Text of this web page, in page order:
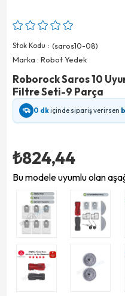
Stok Kodu
(saros10-08)
Marka : Robot Yedek
Roborock Saros 10
Filtre Seti-9 Parça
0 dkiçinde sipariş verirsen
₺824,44
Bu modele uyumlu olan